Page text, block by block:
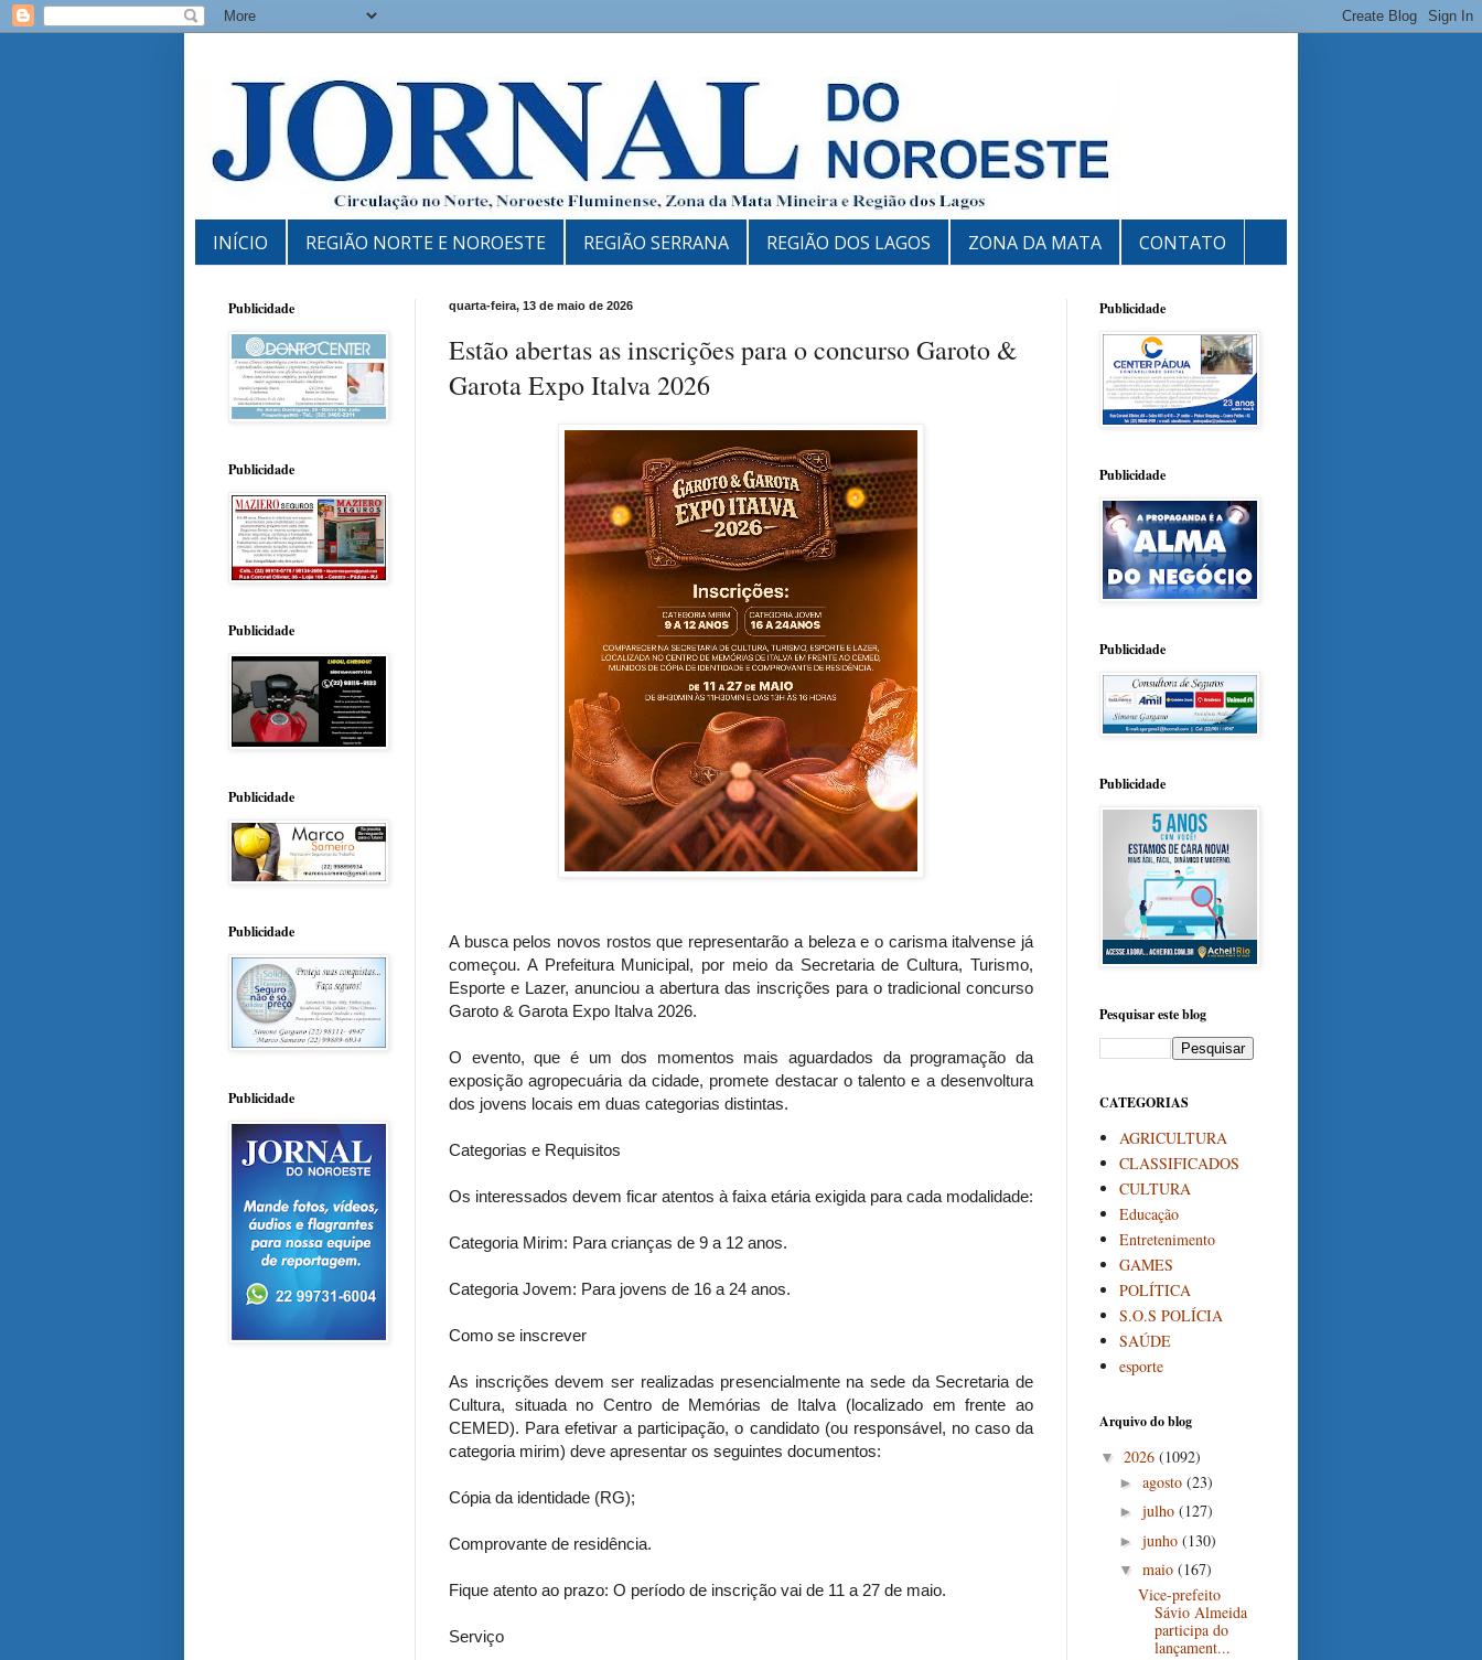
INÍCIO REGIÃO NORTE E NOROESTE REGIÃO SERRANA REGIÃO DOS LAGOS ZONA DA MATA CONTATO
quarta-feira, 13 de maio de 2026
Estão abertas as inscrições para o concurso Garoto &
Garota Expo Italva 2026
A busca pelos novos rostos que representarão a beleza e o carisma italvense já
começou. A Prefeitura Municipal, por meio da Secretaria de Cultura, Turismo,
Esporte e Lazer, anunciou a abertura das inscrições para o tradicional concurso
Garoto & Garota Expo Italva 2026.
O evento, que é um dos momentos mais aguardados da programação da
exposição agropecuária da cidade, promete destacar o talento e a desenvoltura
dos jovens locais em duas categorias distintas.
Categorias e Requisitos
Os interessados devem ficar atentos à faixa etária exigida para cada modalidade:
Categoria Mirim: Para crianças de 9 a 12 anos.
Categoria Jovem: Para jovens de 16 a 24 anos.
Como se inscrever
As inscrições devem ser realizadas presencialmente na sede da Secretaria de
Cultura, situada no Centro de Memórias de Italva (localizado em frente ao
CEMED). Para efetivar a participação, o candidato (ou responsável, no caso da
categoria mirim) deve apresentar os seguintes documentos:
Cópia da identidade (RG);
Comprovante de residência.
Fique atento ao prazo: O período de inscrição vai de 11 a 27 de maio.
Serviço
Publicidade
Publicidade
Publicidade
Publicidade
Publicidade
Publicidade
Publicidade
Publicidade
Publicidade
Publicidade
Pesquisar este blog
CATEGORIAS
AGRICULTURA
CLASSIFICADOS
CULTURA
Educação
Entretenimento
GAMES
POLÍTICA
S.O.S POLÍCIA
SAÚDE
esporte
Arquivo do blog
▼ 2026 (1092)
► agosto (23)
► julho (127)
► junho (130)
▼ maio (167)
Vice-prefeito
Sávio Almeida
participa do
lançament...